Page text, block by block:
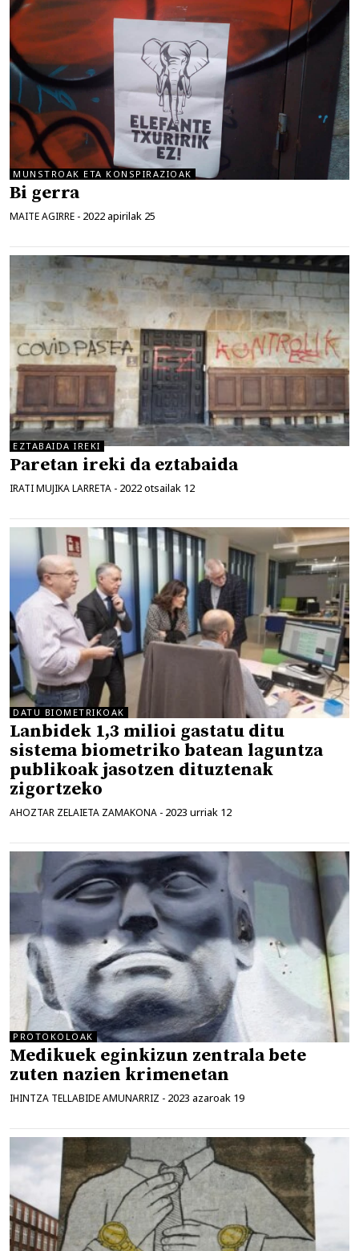
MUNSTROAK ETA KONSPIRAZIOAK
Bi gerra
MAITE AGIRRE - 2022 apirilak 25
EZTABAIDA IREKI
Paretan ireki da eztabaida
IRATI MUJIKA LARRETA - 2022 otsailak 12
DATU BIOMETRIKOAK
Lanbidek 1,3 milioi gastatu ditu
sistema biometriko batean laguntza
publikoak jasotzen dituztenak
zigortzeko
AHOZTAR ZELAIETA ZAMAKONA - 2023 urriak 12
PROTOKOLOAK
Medikuek eginkizun zentrala bete
zuten nazien krimenetan
IHINTZA TELLABIDE AMUNARRIZ - 2023 azaroak 19